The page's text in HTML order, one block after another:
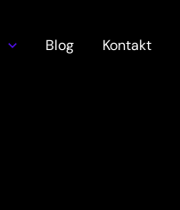
Blog Kontakt